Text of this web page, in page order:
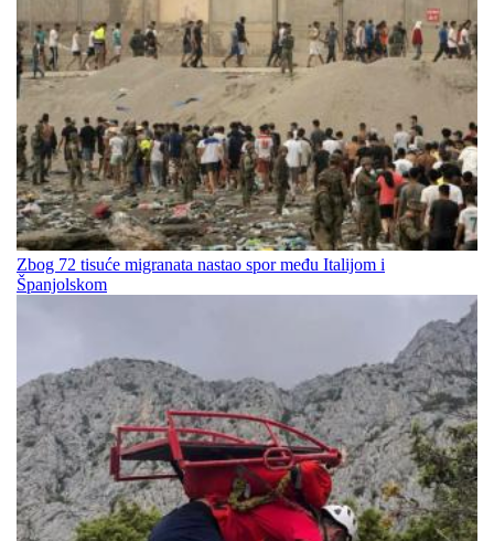
Zbog 72 tisuće migranata nastao spor među Italijom i
Španjolskom